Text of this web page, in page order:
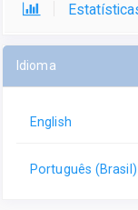
Idioma
English
Português (Brasil)